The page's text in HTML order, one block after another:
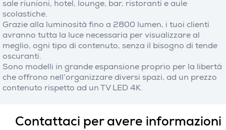
sale riunioni, hotel, lounge, bar, ristoranti e aule
scolastiche.
Grazie alla luminosità fino a 2800 lumen, i tuoi clienti
avranno tutta la luce necessaria per visualizzare al
meglio, ogni tipo di contenuto, senza il bisogno di tende
oscuranti.
Sono modelli in grande espansione proprio per la libertà
che offrono nell’organizzare diversi spazi, ad un prezzo
contenuto rispetto ad un TV LED 4K.
Contattaci per avere informazioni